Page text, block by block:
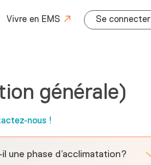
Vivre en EMS Se connecter
générale)
nous !
une phase d’acclimatation?